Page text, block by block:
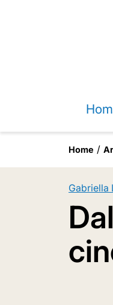
Home
Gabriella